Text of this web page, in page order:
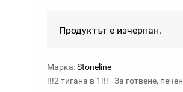
Продуктът е изчерпан.
Марка:Stoneline
!!!2 тигана в 1!!! - За готвене,